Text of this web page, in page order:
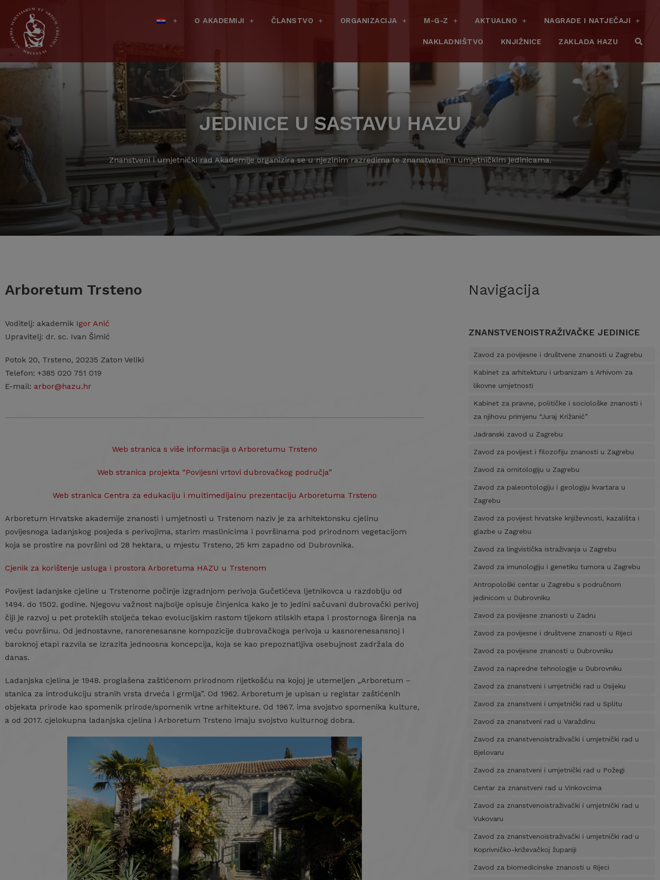
O AKADEMIJI ČLANSTVO ORGANIZACIJA M-G-Z AKTUALNO NAGRADE I NATJEČAJI
NAKLADNIŠTVO KNJIŽNICE ZAKLADA HAZU
JEDINICE U SASTAVU HAZU
Znanstveni i umjetnički rad Akademije organizira se u njezinim razredima te znanstvenim i umjetničkim jedinicama.
Arboretum Trsteno
Voditelj: akademik Igor Anić
Upravitelj: dr. sc. Ivan Šimić
Potok 20, Trsteno, 20235 Zaton Veliki
Telefon: +385 020 751 019
E-mail: arbor@hazu.hr
Web stranica s više informacija o Arboretumu Trsteno
Web stranica projekta “Povijesni vrtovi dubrovačkog područja”
Web stranica Centra za edukaciju i multimedijalnu prezentaciju Arboretuma Trsteno
Arboretum Hrvatske akademije znanosti i umjetnosti u Trstenom naziv je za arhitektonsku cjelinu
povijesnoga ladanjskog posjeda s perivojima, starim maslinicima i površinama pod prirodnom vegetacijom
koja se prostire na površini od 28 hektara, u mjestu Trsteno, 25 km zapadno od Dubrovnika.
Cjenik za korištenje usluga i prostora Arboretuma HAZU u Trstenom
Povijest ladanjske cjeline u Trstenome počinje izgradnjom perivoja Gučetićeva ljetnikovca u razdoblju od
1494. do 1502. godine. Njegovu važnost najbolje opisuje činjenica kako je to jedini sačuvani dubrovački perivoj
čiji je razvoj u pet proteklih stoljeća tekao evolucijskim rastom tijekom stilskih etapa i prostornoga širenja na
veću površinu. Od jednostavne, ranorenesansne kompozicije dubrovačkoga perivoja u kasnorenesansnoj i
baroknoj etapi razvila se izrazita jednoosna koncepcija, koja se kao prepoznatljiva osebujnost zadržala do
danas.
Ladanjska cjelina je 1948. proglašena zaštićenom prirodnom rijetkošću na kojoj je utemeljen „Arboretum –
stanica za introdukciju stranih vrsta drveća i grmlja”. Od 1962. Arboretum je upisan u registar zaštićenih
objekata prirode kao spomenik prirode/spomenik vrtne arhitekture. Od 1967. ima svojstvo spomenika kulture,
a od 2017. cjelokupna ladanjska cjelina i Arboretum Trsteno imaju svojstvo kulturnog dobra.
Navigacija
ZNANSTVENOISTRAŽIVAČKE JEDINICE
Zavod za povijesne i društvene znanosti u Zagrebu
Kabinet za arhitekturu i urbanizam s Arhivom za
likovne umjetnosti
Kabinet za pravne, političke i sociološke znanosti i
za njihovu primjenu “Juraj Križanić”
Jadranski zavod u Zagrebu
Zavod za povijest i filozofiju znanosti u Zagrebu
Zavod za ornitologiju u Zagrebu
Zavod za paleontologiju i geologiju kvartara u
Zagrebu
Zavod za povijest hrvatske književnosti, kazališta i
glazbe u Zagrebu
Zavod za lingvistička istraživanja u Zagrebu
Zavod za imunologiju i genetiku tumora u Zagrebu
Antropološki centar u Zagrebu s područnom
jedinicom u Dubrovniku
Zavod za povijesne znanosti u Zadru
Zavod za povijesne i društvene znanosti u Rijeci
Zavod za povijesne znanosti u Dubrovniku
Zavod za napredne tehnologije u Dubrovniku
Zavod za znanstveni i umjetnički rad u Osijeku
Zavod za znanstveni i umjetnički rad u Splitu
Zavod za znanstveni rad u Varaždinu
Zavod za znanstvenoistraživački i umjetnički rad u
Bjelovaru
Zavod za znanstveni i umjetnički rad u Požegi
Centar za znanstveni rad u Vinkovcima
Zavod za znanstvenoistraživački i umjetnički rad u
Vukovaru
Zavod za znanstvenoistraživački i umjetnički rad u
Koprivničko-križevačkoj županiji
Zavod za biomedicinske znanosti u Rijeci